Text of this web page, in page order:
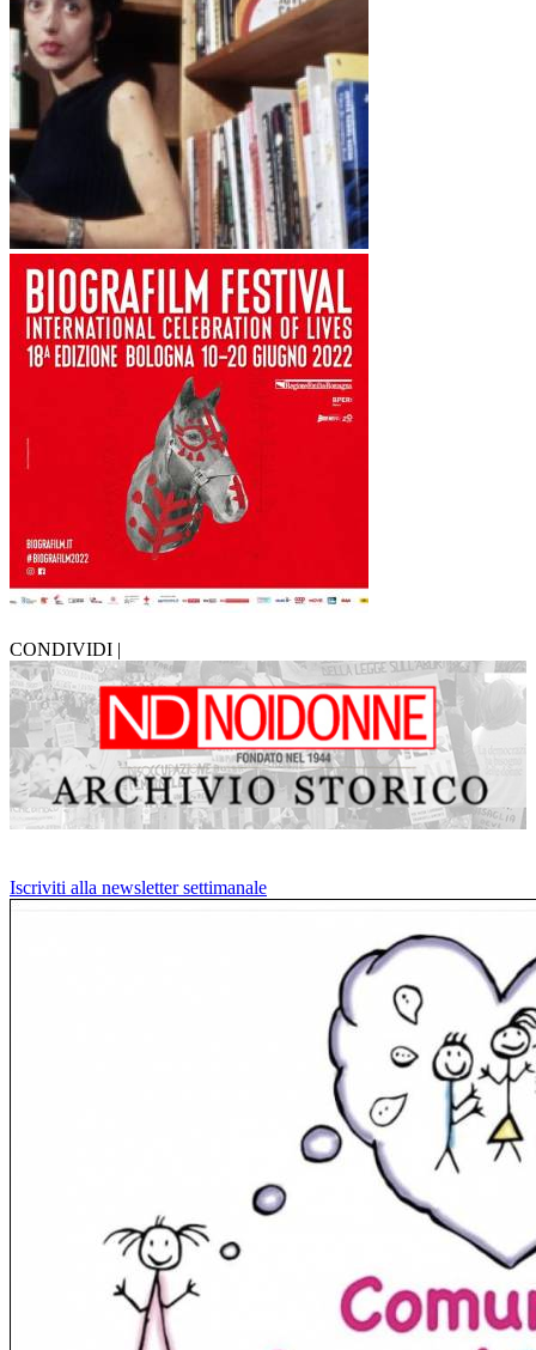
CONDIVIDI |
Iscriviti alla newsletter settimanale